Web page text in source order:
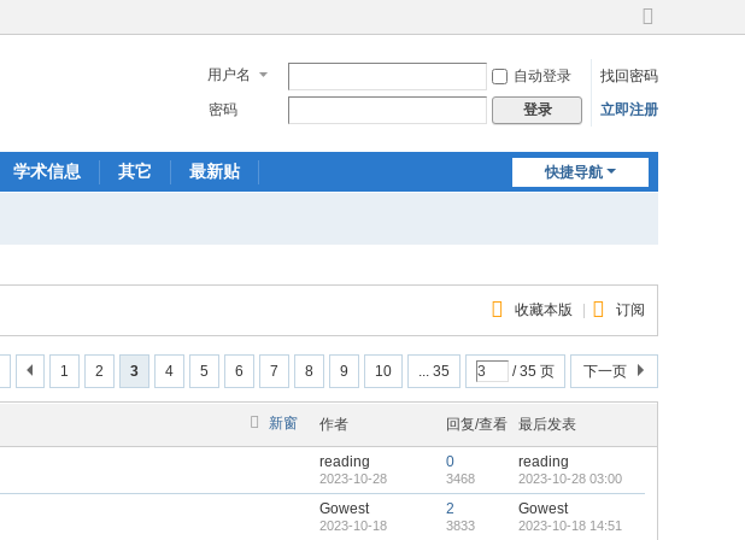
切
到
宽
用户名 自动登录
找回密码
密码
登录 立即注册
快捷导航
学术信息 其它 最新贴
收藏本版 订阅
1 2 3 4 5 6 7 8 9 10 ... 35 / 35 页 下一页
新窗 作者 回复/查看 最后发表
reading
2023-10-28
0
3468
reading
2023-10-28 03:00
Gowest
2023-10-18
2
3833
Gowest
2023-10-18 14:51